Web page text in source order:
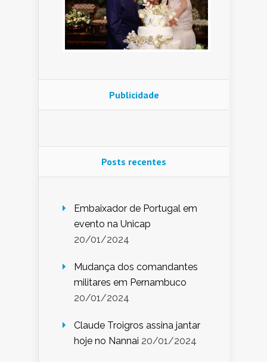
Publicidade
Posts recentes
Embaixador de Portugal em
evento na Unicap
20/01/2024
Mudança dos comandantes
militares em Pernambuco
20/01/2024
Claude Troigros assina jantar
hoje no Nannai 20/01/2024